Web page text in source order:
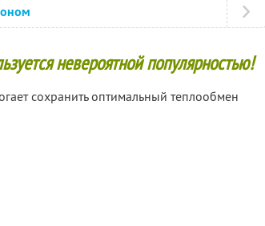
невероятной популярностью!
сохранить оптимальный теплообмен